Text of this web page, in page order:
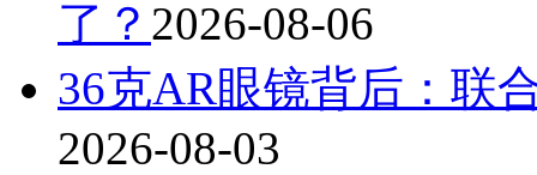
了？ 2026-08-06
36克AR眼镜背后：联
2026-08-03